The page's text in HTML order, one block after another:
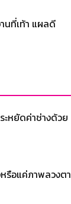
นที่เท้า แผลดี
หยัดค่าช่างด้วย
รือแค่ภาพลวงตา